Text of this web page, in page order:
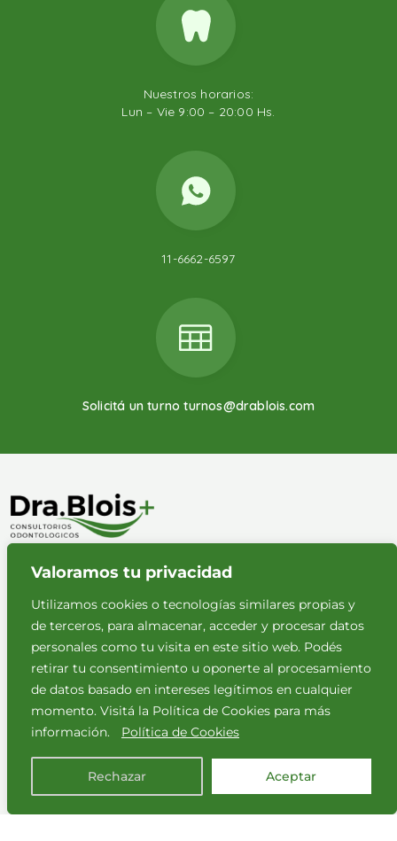
Valoramos tu privacidad
Utilizamos cookies o tecnologías similares propias y
de terceros, para almacenar, acceder y procesar datos
personales como tu visita en este sitio web. Podés
retirar tu consentimiento u oponerte al procesamiento
de datos basado en intereses legítimos en cualquier
momento. Visitá la Política de Cookies para más
información.
Política de Cookies
Rechazar Aceptar
Nuestros horarios:
Lun – Vie 9:00 – 20:00 Hs.
11-6662-6597
Solicitá un turno turnos@drablois.com
Políticas de privacidad
Aviso legal
NUESTROS HORARIOS
Lunes a viernes 9:00 - 20:00